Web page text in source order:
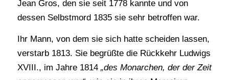
Jean Gros, den sie seit 1778 kannte und von
dessen Selbstmord 1835 sie sehr betroffen war.
Ihr Mann, von dem sie sich hatte scheiden lassen,
verstarb 1813. Sie begrüßte die Rückkehr Ludwigs
XVIII., im Jahre 1814 „des Monarchen, der der Zeit